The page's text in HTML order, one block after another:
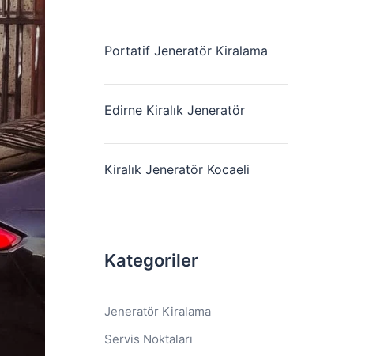
Portatif Jeneratör Kiralama
Edirne Kiralık Jeneratör
Kiralık Jeneratör Kocaeli
Kategoriler
Jeneratör Kiralama
Servis Noktaları